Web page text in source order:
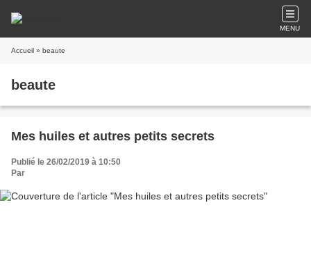
MENU
Accueil » beaute
beaute
Mes huiles et autres petits secrets
Publié le 26/02/2019 à 10:50
Par